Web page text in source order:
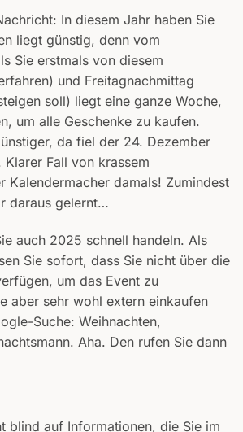
In diesem Jahr haben Sie
liegt günstig, denn vom
Sie erstmals von diesem
und Freitagnachmittag
soll) liegt eine ganze Woche,
um alle Geschenke zu kaufen.
da fiel der 24. Dezember
Fall von krassem
Kalendermacher damals! Zumindest
daraus gelernt…
auch 2025 schnell handeln. Als
Sie sofort, dass Sie nicht über die
um das Event zu
aber sehr wohl extern einkaufen
Suche: Weihnachten,
Aha. Den rufen Sie dann
blind auf Informationen, die Sie im